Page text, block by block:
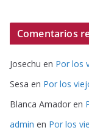
Comentarios
Josechu en Por los
Sesa en Por los
Blanca Amador en
admin en Por los